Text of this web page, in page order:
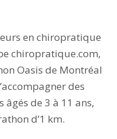
en chiropratique
chiropratique.com,
Oasis de Montréal
des
de 3 à 11 ans,
d’1 km.